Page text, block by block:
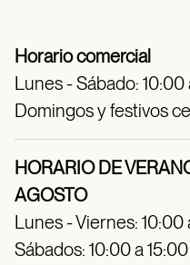
Horario comercial
Lunes - Sábado:
Domingos y festivos
HORARIO DE
AGOSTO
Lunes - Viernes: 10:00
Sábados: 10:00 a